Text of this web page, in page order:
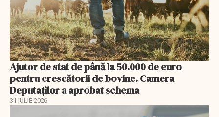
Ajutor de stat de până la 50.000 de euro
pentru crescătorii de bovine. Camera
Deputaților a aprobat schema
31 IULIE 2026